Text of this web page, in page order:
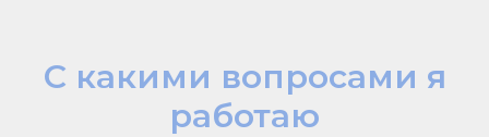
С какими вопросами я
работаю